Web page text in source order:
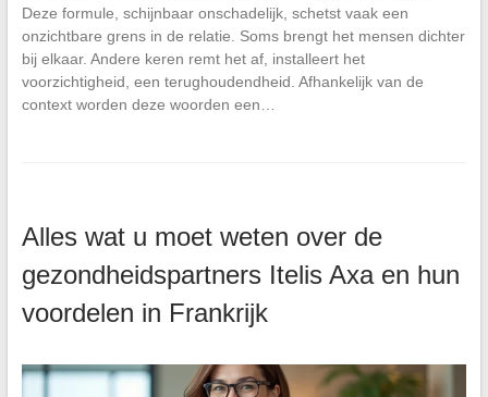
Deze formule, schijnbaar onschadelijk, schetst vaak een
onzichtbare grens in de relatie. Soms brengt het mensen dichter
bij elkaar. Andere keren remt het af, installeert het
voorzichtigheid, een terughoudendheid. Afhankelijk van de
context worden deze woorden een…
Alles wat u moet weten over de
gezondheidspartners Itelis Axa en hun
voordelen in Frankrijk